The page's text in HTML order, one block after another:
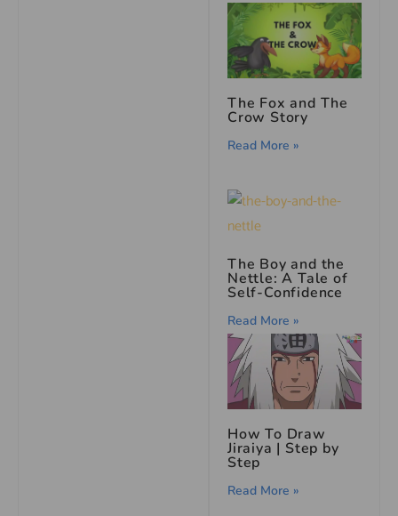
The Fox and The
Crow Story
Read More »
The Boy and the
Nettle: A Tale of
Self-Confidence
Read More »
How To Draw
Jiraiya | Step by
Step
Read More »